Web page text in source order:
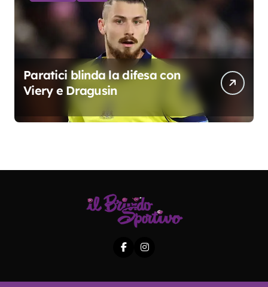
Paratici blinda la difesa con
Viery e Dragusin